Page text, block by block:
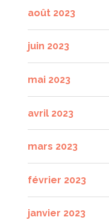
août 2023
juin 2023
mai 2023
avril 2023
mars 2023
février 2023
janvier 2023